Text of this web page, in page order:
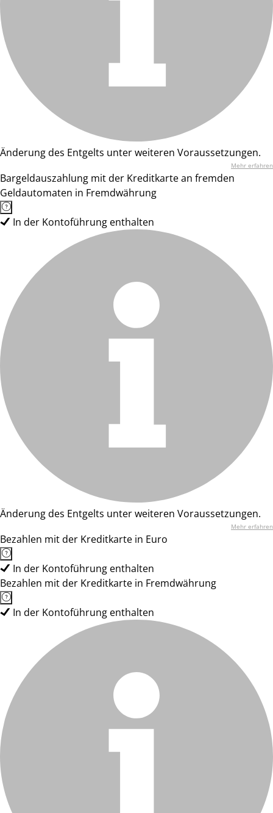
Änderung des Entgelts unter weiteren Voraussetzungen.
Mehr erfahren
Bargeldauszahlung mit der Kreditkarte an fremden
Geldautomaten in Fremdwährung
In der Kontoführung enthalten
Änderung des Entgelts unter weiteren Voraussetzungen.
Mehr erfahren
Bezahlen mit der Kreditkarte in Euro
In der Kontoführung enthalten
Bezahlen mit der Kreditkarte in Fremdwährung
In der Kontoführung enthalten